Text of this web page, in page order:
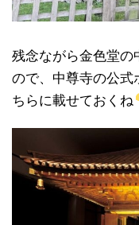
残念ながら金色堂の
ので、中尊寺の公式
ちらに載せておくね